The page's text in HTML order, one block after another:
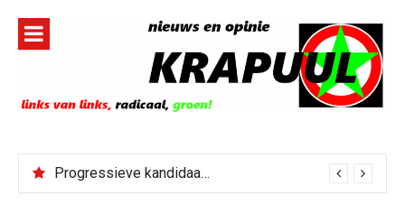
inhoud
Progressieve kandidaat El-Sayed senaatskandidaat Michigan